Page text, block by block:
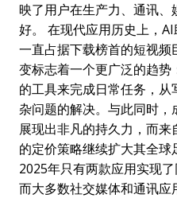
映了用户在生产力、通讯
好。 在现代应用历史上，
一直占据下载榜首的短视
变标志着一个更广泛的趋
的工具来完成日常任务，
杂问题的解决。与此同时
展现出非凡的持久力，而
的定价策略继续扩大其全球
2025年只有两款应用实现
而大多数社交媒体和通讯